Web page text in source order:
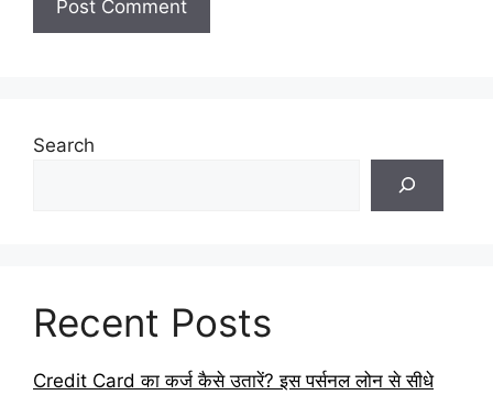
Search
Recent Posts
Credit Card का कर्ज कैसे उतारें? इस पर्सनल लोन से सीधे